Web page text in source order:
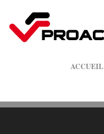
ACCUEIL